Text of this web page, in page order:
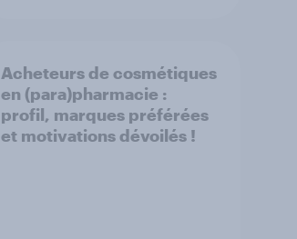
Acheteurs de cosmétiques
en (para)pharmacie :
profil, marques préférées
et motivations dévoilés !